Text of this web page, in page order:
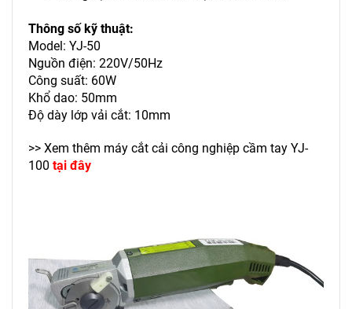
Thông số kỹ thuật:
Model: YJ-50
Nguồn điện: 220V/50Hz
Công suất: 60W
Khổ dao: 50mm
Độ dày lớp vải cắt: 10mm
>> Xem thêm máy cắt cải công nghiệp cầm tay YJ-
100 tại đây